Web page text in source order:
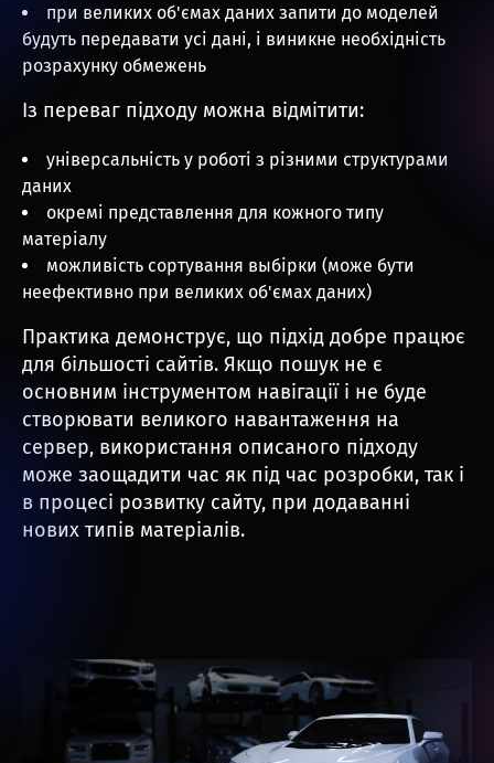
при великих об'ємах даних запити до моделей
будуть передавати усі дані, і виникне необхідність
розрахунку обмежень
Із переваг підходу можна відмітити:
універсальність у роботі з різними структурами
даних
окремі представлення для кожного типу
матеріалу
можливість сортування выбірки (може бути
неефективно при великих об'ємах даних)
Практика демонструє, що підхід добре працює
для більшості сайтів. Якщо пошук не є
основним інструментом навігації і не буде
створювати великого навантаження на
сервер, використання описаного підходу
може заощадити час як під час розробки, так і
в процесі розвитку сайту, при додаванні
нових типів матеріалів.